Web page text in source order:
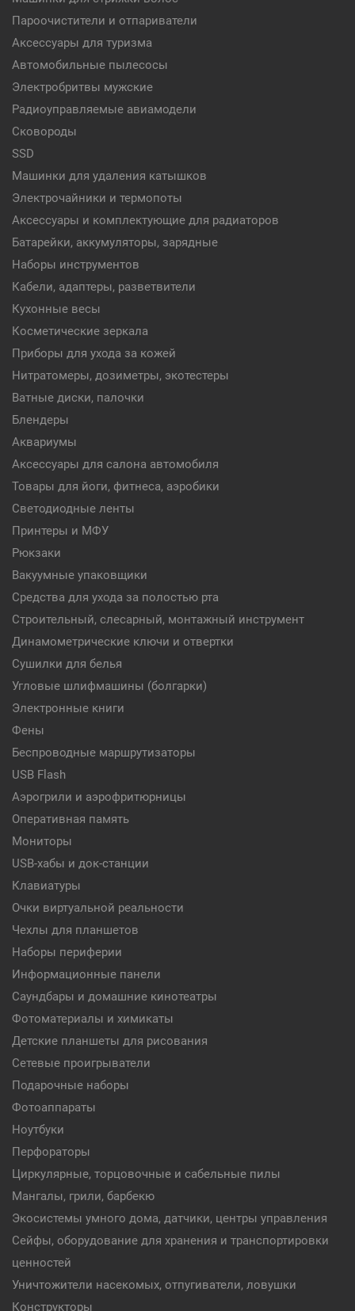
Пароочистители и отпариватели
Аксессуары для туризма
Автомобильные пылесосы
Электробритвы мужские
Радиоуправляемые авиамодели
Сковороды
SSD
Машинки для удаления катышков
Электрочайники и термопоты
Аксессуары и комплектующие для радиаторов
Батарейки, аккумуляторы, зарядные
Наборы инструментов
Кабели, адаптеры, разветвители
Кухонные весы
Косметические зеркала
Приборы для ухода за кожей
Нитратомеры, дозиметры, экотестеры
Ватные диски, палочки
Блендеры
Аквариумы
Аксессуары для салона автомобиля
Товары для йоги, фитнеса, аэробики
Светодиодные ленты
Принтеры и МФУ
Рюкзаки
Вакуумные упаковщики
Средства для ухода за полостью рта
Строительный, слесарный, монтажный инструмент
Динамометрические ключи и отвертки
Сушилки для белья
Угловые шлифмашины (болгарки)
Электронные книги
Фены
Беспроводные маршрутизаторы
USB Flash
Аэрогрили и аэрофритюрницы
Оперативная память
Мониторы
USB-хабы и док-станции
Клавиатуры
Очки виртуальной реальности
Чехлы для планшетов
Наборы периферии
Информационные панели
Саундбары и домашние кинотеатры
Фотоматериалы и химикаты
Детские планшеты для рисования
Сетевые проигрыватели
Подарочные наборы
Фотоаппараты
Ноутбуки
Перфораторы
Циркулярные, торцовочные и сабельные пилы
Мангалы, грили, барбекю
Экосистемы умного дома, датчики, центры управления
Сейфы, оборудование для хранения и транспортировки
ценностей
Уничтожители насекомых, отпугиватели, ловушки
Конструкторы